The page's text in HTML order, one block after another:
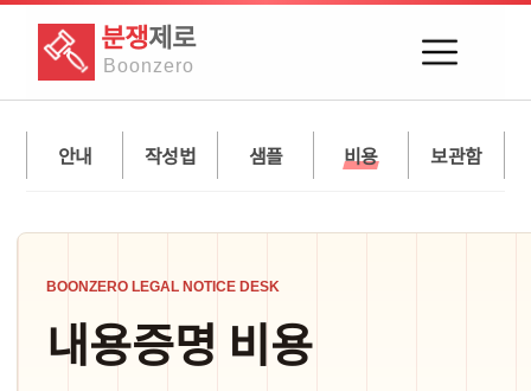
분쟁제로
Boonzero
안내 작성법 샘플 비용 보관함
BOONZERO LEGAL NOTICE DESK
내용증명 비용